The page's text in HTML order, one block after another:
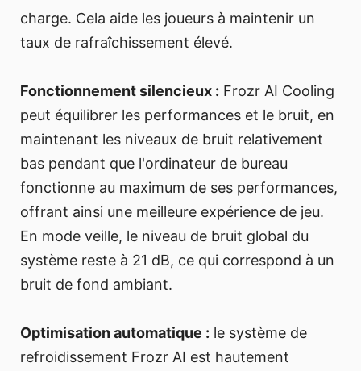
charge. Cela aide les joueurs à maintenir un
taux de rafraîchissement élevé.
Fonctionnement silencieux : Frozr AI Cooling
peut équilibrer les performances et le bruit, en
maintenant les niveaux de bruit relativement
bas pendant que l'ordinateur de bureau
fonctionne au maximum de ses performances,
offrant ainsi une meilleure expérience de jeu.
En mode veille, le niveau de bruit global du
système reste à 21 dB, ce qui correspond à un
bruit de fond ambiant.
Optimisation automatique : le système de
refroidissement Frozr AI est hautement